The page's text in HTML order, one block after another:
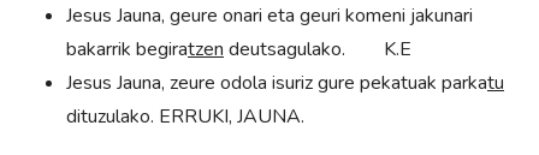
Jesus Jauna, geure onari eta geuri komeni jakunari
bakarrik begiratzen deutsagulako. K.E
Jesus Jauna, zeure odola isuriz gure pekatuak parkatu
dituzulako. ERRUKI, JAUNA.